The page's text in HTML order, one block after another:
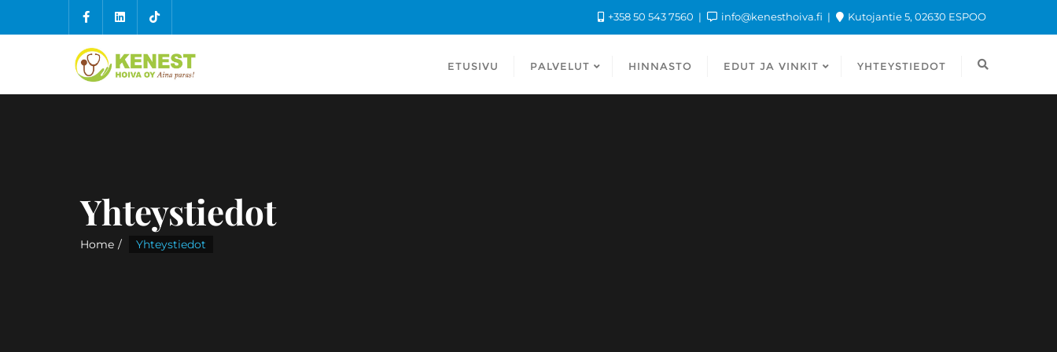
+358 50 543 7560 info@kenesthoiva.fi Kutojantie 5, 02630 ESPOO
ETUSIVU PALVELUT HINNASTO EDUT JA VINKIT YHTEYSTIEDOT
Yhteystiedot
Home Yhteystiedot